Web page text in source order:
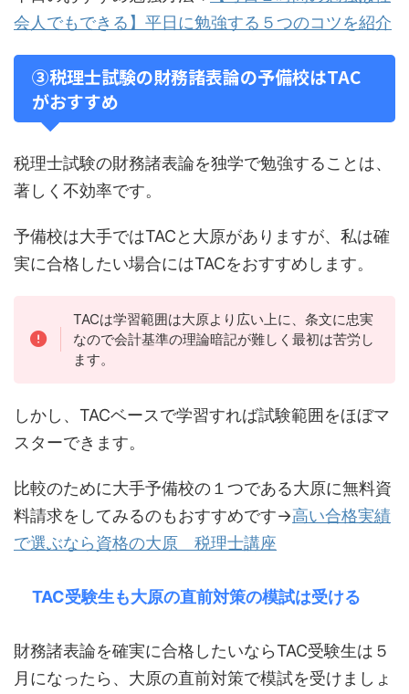
会人でもできる】平日に勉強する５つのコツを紹介
③税理士試験の財務諸表論の予備校はTAC
がおすすめ
税理士試験の財務諸表論を独学で勉強することは、
著しく不効率です。
予備校は大手ではTACと大原がありますが、私は確
実に合格したい場合にはTACをおすすめします。
TACは学習範囲は大原より広い上に、条文に忠実
なので会計基準の理論暗記が難しく最初は苦労し
ます。
しかし、TACベースで学習すれば試験範囲をほぼマ
スターできます。
比較のために大手予備校の１つである大原に無料資
料請求をしてみるのもおすすめです→高い合格実績
で選ぶなら資格の大原 税理士講座
TAC受験生も大原の直前対策の模試は受ける
財務諸表論を確実に合格したいならTAC受験生は５
月になったら、大原の直前対策で模試を受けましょ